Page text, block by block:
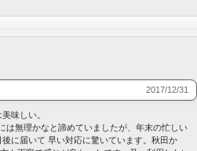
2017/12/31
味しい。
は無理かなと諦めていましたが、年末の忙しい
に届いて 早い対応に驚いています。秋田か